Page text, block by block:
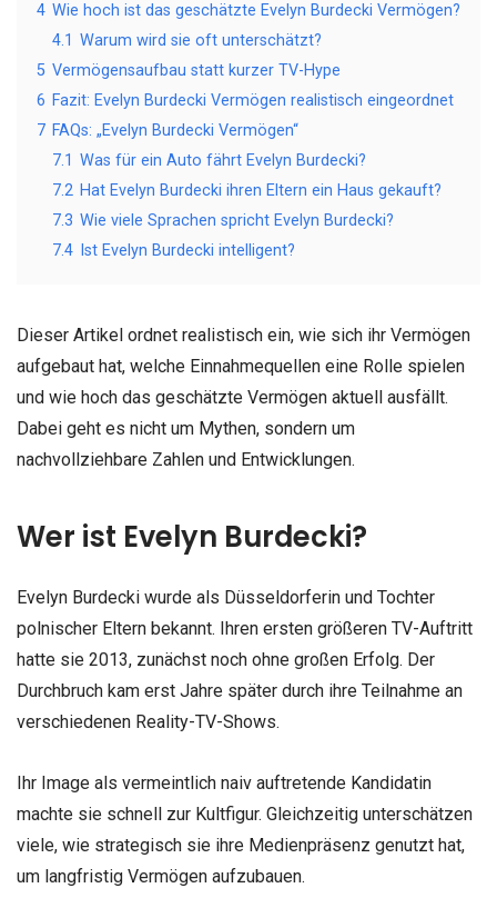
4 Wie hoch ist das geschätzte Evelyn Burdecki Vermögen?
4.1 Warum wird sie oft unterschätzt?
5 Vermögensaufbau statt kurzer TV-Hype
6 Fazit: Evelyn Burdecki Vermögen realistisch eingeordnet
7 FAQs: „Evelyn Burdecki Vermögen“
7.1 Was für ein Auto fährt Evelyn Burdecki?
7.2 Hat Evelyn Burdecki ihren Eltern ein Haus gekauft?
7.3 Wie viele Sprachen spricht Evelyn Burdecki?
7.4 Ist Evelyn Burdecki intelligent?
Dieser Artikel ordnet realistisch ein, wie sich ihr Vermögen
aufgebaut hat, welche Einnahmequellen eine Rolle spielen
und wie hoch das geschätzte Vermögen aktuell ausfällt.
Dabei geht es nicht um Mythen, sondern um
nachvollziehbare Zahlen und Entwicklungen.
Wer ist Evelyn Burdecki?
Evelyn Burdecki wurde als Düsseldorferin und Tochter
polnischer Eltern bekannt. Ihren ersten größeren TV-Auftritt
hatte sie 2013, zunächst noch ohne großen Erfolg. Der
Durchbruch kam erst Jahre später durch ihre Teilnahme an
verschiedenen Reality-TV-Shows.
Ihr Image als vermeintlich naiv auftretende Kandidatin
machte sie schnell zur Kultfigur. Gleichzeitig unterschätzen
viele, wie strategisch sie ihre Medienpräsenz genutzt hat,
um langfristig Vermögen aufzubauen.